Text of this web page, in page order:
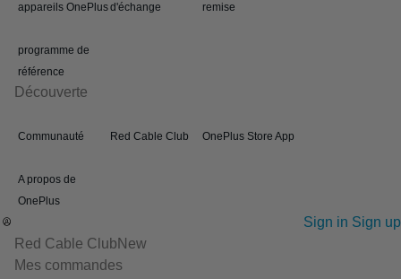
appareils OnePlusd'échange
remise
programme de
référence
Découverte
Communauté Red Cable Club OnePlus Store App
A propos de
OnePlus
Sign in Sign up
Red Cable Club New
Mes commandes